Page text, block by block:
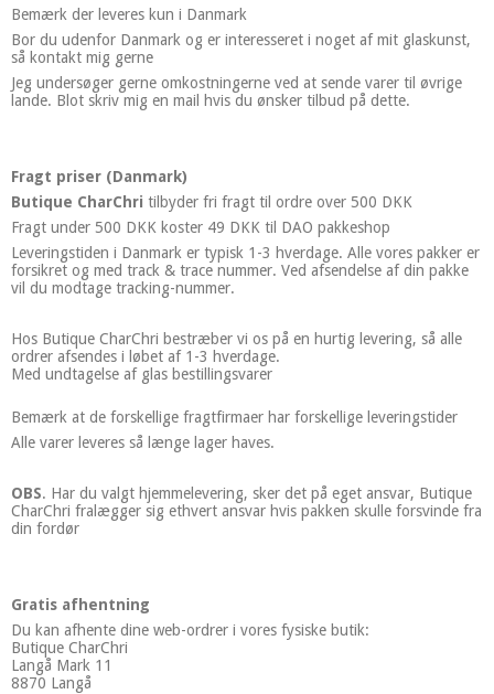
Bemærk der leveres kun i Danmark
Bor du udenfor Danmark og er interesseret i noget af mit glaskunst,
så kontakt mig gerne
Jeg undersøger gerne omkostningerne ved at sende varer til øvrige
lande. Blot skriv mig en mail hvis du ønsker tilbud på dette.
Fragt priser (Danmark)
Butique CharChri tilbyder fri fragt til ordre over 500 DKK
Fragt under 500 DKK koster 49 DKK til DAO pakkeshop
Leveringstiden i Danmark er typisk 1-3 hverdage. Alle vores pakker er
forsikret og med track & trace nummer. Ved afsendelse af din pakke
vil du modtage tracking-nummer.
Hos Butique CharChri bestræber vi os på en hurtig levering, så alle
ordrer afsendes i løbet af 1-3 hverdage.
Med undtagelse af glas bestillingsvarer
Bemærk at de forskellige fragtfirmaer har forskellige leveringstider
Alle varer leveres så længe lager haves.
OBS. Har du valgt hjemmelevering, sker det på eget ansvar, Butique
CharChri fralægger sig ethvert ansvar hvis pakken skulle forsvinde fra
din fordør
Gratis afhentning
Du kan afhente dine web-ordrer i vores fysiske butik:
Butique CharChri
Langå Mark 11
8870 Langå